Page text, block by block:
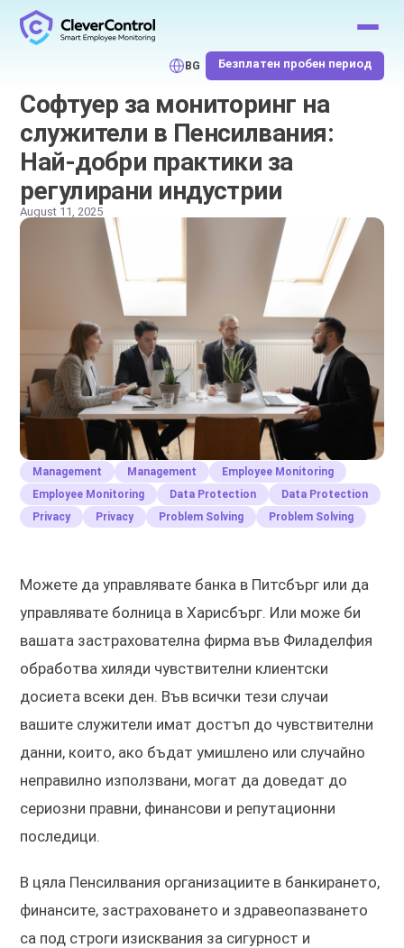
BG Безплатен пробен период
Софтуер за мониторинг на
служители в Пенсилвания:
Най-добри практики за
регулирани индустрии
August 11, 2025
Management Management
Employee Monitoring
Employee Monitoring
Data Protection
Data Protection
Privacy
Privacy Problem Solving Problem Solving
Можете да управлявате банка в Питсбърг или да
управлявате болница в Харисбърг. Или може би
вашата застрахователна фирма във Филаделфия
обработва хиляди чувствителни клиентски
досиета всеки ден. Във всички тези случаи
вашите служители имат достъп до чувствителни
данни, които, ако бъдат умишлено или случайно
неправилно използвани, могат да доведат до
сериозни правни, финансови и репутационни
последици.
В цяла Пенсилвания организациите в банкирането,
финансите, застраховането и здравеопазването
са под строги изисквания за сигурност и